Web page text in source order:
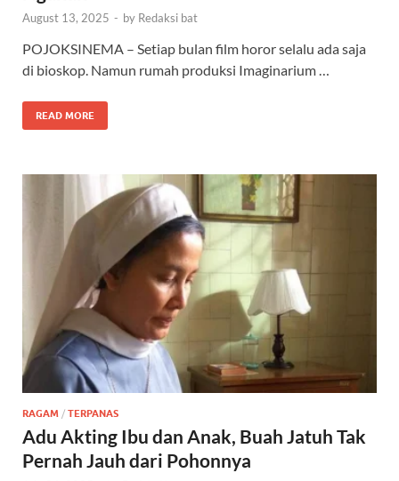
August 13, 2025 - by Redaksi bat
POJOKSINEMA – Setiap bulan film horor selalu ada saja
di bioskop. Namun rumah produksi Imaginarium …
READ MORE
RAGAM / TERPANAS
Adu Akting Ibu dan Anak, Buah Jatuh Tak
Pernah Jauh dari Pohonnya